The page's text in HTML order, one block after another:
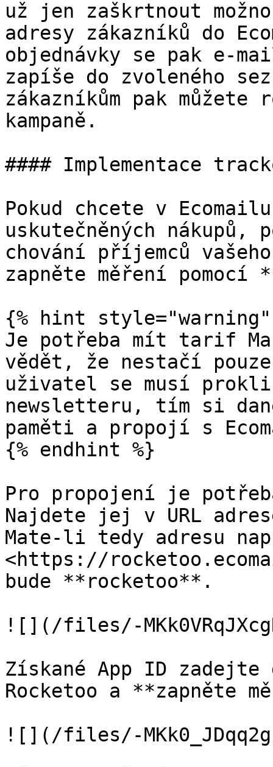
už jen zaškrtnout
adresy zákazníků do
objednávky se pak e-
zapíše do zvoleného
zákazníkům pak
kampaně.
#### Implementace
Pokud chcete v
uskutečněných nákupů,
chování příjemců
zapněte měření
{% hint style="warning"
Je potřeba mít tarif
vědět, že nestačí
uživatel se musí
newsletteru, tím si
paměti a propojí s
{% endhint %}
Pro propojení je
Najdete jej v URL
Mate-li tedy adresu
<https://
bude **rocketoo**.
![](/files/-
Získané App ID zadejte
Rocketoo a **zapněte
![](/files/-